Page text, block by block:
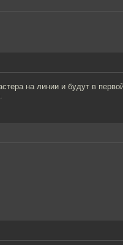
на линии и будут в